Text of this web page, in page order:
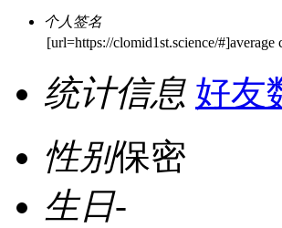
个人签名
[url=https://clomid1st.science/#]average
统计信息 好友
性别保密
生日-